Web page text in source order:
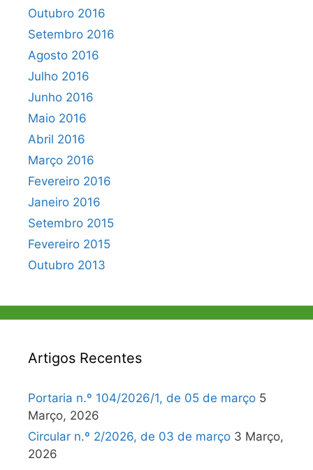
Outubro 2016
Setembro 2016
Agosto 2016
Julho 2016
Junho 2016
Maio 2016
Abril 2016
Março 2016
Fevereiro 2016
Janeiro 2016
Setembro 2015
Fevereiro 2015
Outubro 2013
Artigos Recentes
Portaria n.º 104/2026/1, de 05 de março 5
Março, 2026
Circular n.º 2/2026, de 03 de março 3 Março,
2026